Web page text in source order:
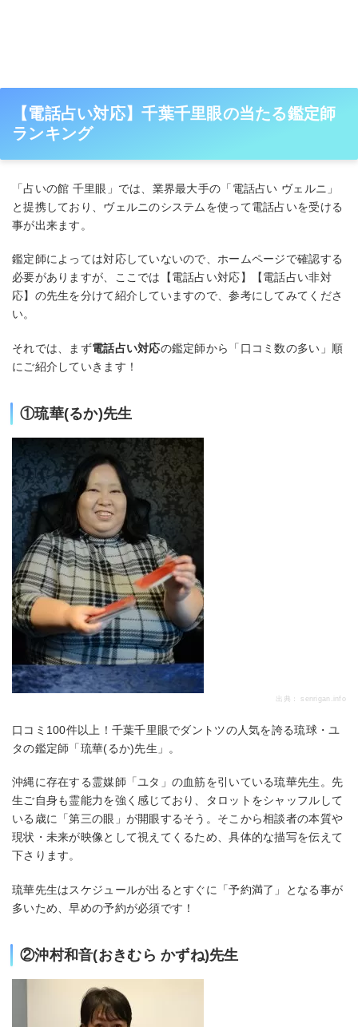
【電話占い対応】千葉千里眼の当たる鑑定師
ランキング
「占いの館 千里眼」では、業界最大手の「電話占い ヴェルニ」
と提携しており、ヴェルニのシステムを使って電話占いを受ける
事が出来ます。
鑑定師によっては対応していないので、ホームページで確認する
必要がありますが、ここでは【電話占い対応】【電話占い非対
応】の先生を分けて紹介していますので、参考にしてみてくださ
い。
それでは、まず電話占い対応の鑑定師から「口コミ数の多い」順
にご紹介していきます！
①琉華(るか)先生
出典： senrigan.info
口コミ100件以上！千葉千里眼でダントツの人気を誇る琉球・ユ
タの鑑定師「琉華(るか)先生」。
沖縄に存在する霊媒師「ユタ」の血筋を引いている琉華先生。先
生ご自身も霊能力を強く感じており、タロットをシャッフルして
いる歳に「第三の眼」が開眼するそう。そこから相談者の本質や
現状・未来が映像として視えてくるため、具体的な描写を伝えて
下さります。
琉華先生はスケジュールが出るとすぐに「予約満了」となる事が
多いため、早めの予約が必須です！
②沖村和音(おきむら かずね)先生